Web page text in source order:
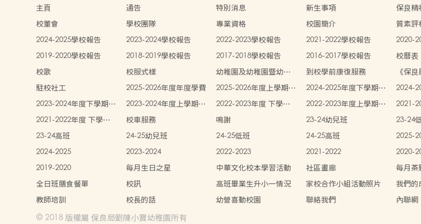
主頁 通告 特別消息 新生事項
保良精
校董會
學校團隊 專業資格 校園簡介
質素評
2024-2025學校報告
2023-2024學校報告 2022-2023學校報告 2021-2022學校報告
2020-
2019-2020學校報告
2018-2019學校報告 2017-2018學校報告 2016-2017學校報告
校曆表
校歌
校服式樣
幼稚園及幼稚園暨幼兒
中心概覽
到校學前康復服務
《保
》
駐校社工 2025-2026年度年度學費
2025-2026年度上學期學
生書簿雜費價目表
2024-2025年度下學期學
生書簿雜費價目表
2024-
生書
2023-2024年度下學期學
生書簿雜費價目表
2023-2024年度上學期學
生書簿雜費價目表
2022-2023年度 下學期
學生書簿雜費價目表
2022-2023年度上學期學
生書簿雜費價目表
2021-
生書簿
2021-2022年度 下學期
學生書簿雜費價目表
校車服務 鳴謝 23-24幼兒班
23-24
23-24高班
24-25幼兒班 24-25低班 24-25高班
2025-
2024-2025
2023-2024 2022-2023 2021-2022
2020-
2019-2020
每月生日之星 中華文化校本學習活動 社區畫廊
每月茶
全日班膳食餐單
校訊 高班畢業生升小一情況 家校合作小組活動照片
我們的
教師培訓
校長的話 幼營喜動校園 聯絡我們 內聯網
© 2018 版權屬 保良局劉陳小寶幼稚園所有